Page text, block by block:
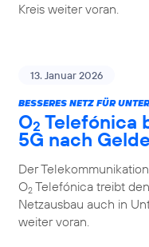
Kreis weiter voran.
13. Januar 2026
BESSERES NETZ FÜR
O2 Telefónica
5G nach
Der
O2Telefónica treibt den
Netzausbau auch in
weiter voran.